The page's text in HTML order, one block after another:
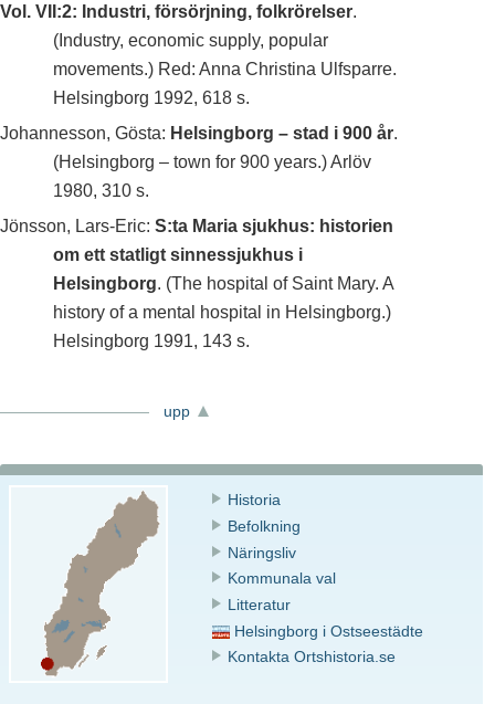
Vol. VII:2: Industri, försörjning, folkrörelser.
(Industry, economic supply, popular
movements.) Red: Anna Christina Ulfsparre.
Helsingborg 1992, 618 s.
Johannesson, Gösta: Helsingborg – stad i 900 år.
(Helsingborg – town for 900 years.) Arlöv
1980, 310 s.
Jönsson, Lars-Eric: S:ta Maria sjukhus: historien
om ett statligt sinnessjukhus i
Helsingborg. (The hospital of Saint Mary. A
history of a mental hospital in Helsingborg.)
Helsingborg 1991, 143 s.
upp
Historia
Befolkning
Näringsliv
Kommunala val
Litteratur
Helsingborg i Ostseestädte
Kontakta Ortshistoria.se